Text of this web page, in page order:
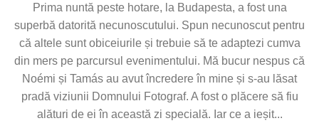
Prima nuntă peste hotare, la Budapesta, a fost una
superbă datorită necunoscutului. Spun necunoscut pentru
că altele sunt obiceiurile și trebuie să te adaptezi cumva
din mers pe parcursul evenimentului. Mă bucur nespus că
Noémi și Tamás au avut încredere în mine și s-au lăsat
pradă viziunii Domnului Fotograf. A fost o plăcere să fiu
alături de ei în această zi specială. Iar ce a ieșit...